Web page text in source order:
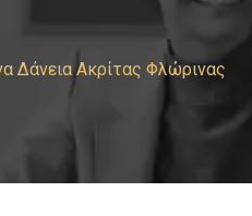
Δάνεια Ακρίτας Φλώρινας